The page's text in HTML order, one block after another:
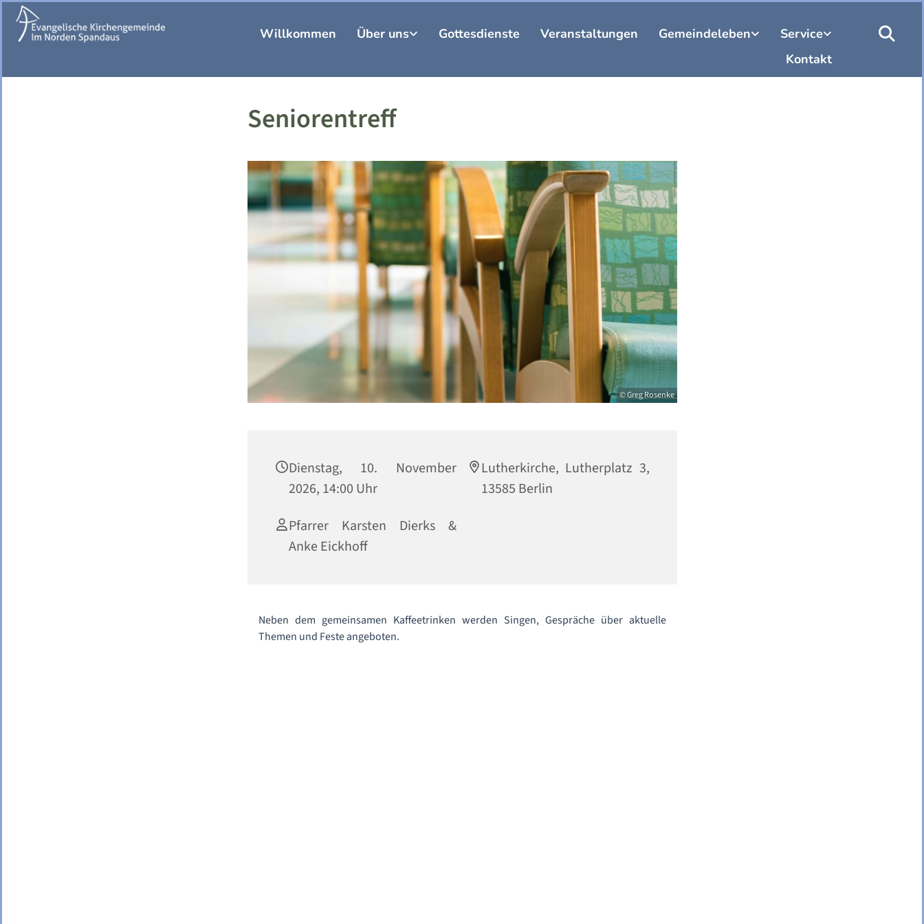
Willkommen Über uns Gottesdienste Veranstaltungen Gemeindeleben
Service
Kontakt
Seniorentreff
© Greg Rosenke
Dienstag, 10. November
2026, 14:00 Uhr
Lutherkirche, Lutherplatz 3,
13585 Berlin
Pfarrer Karsten Dierks &
Anke Eickhoff
Neben dem gemeinsamen Kaffeetrinken werden Singen, Gespräche über aktuelle
Themen und Feste angeboten.